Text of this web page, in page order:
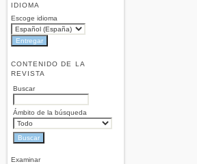
IDIOMA
Escoge idioma
CONTENIDO DE LA
REVISTA
Buscar
Ámbito de la búsqueda
Examinar